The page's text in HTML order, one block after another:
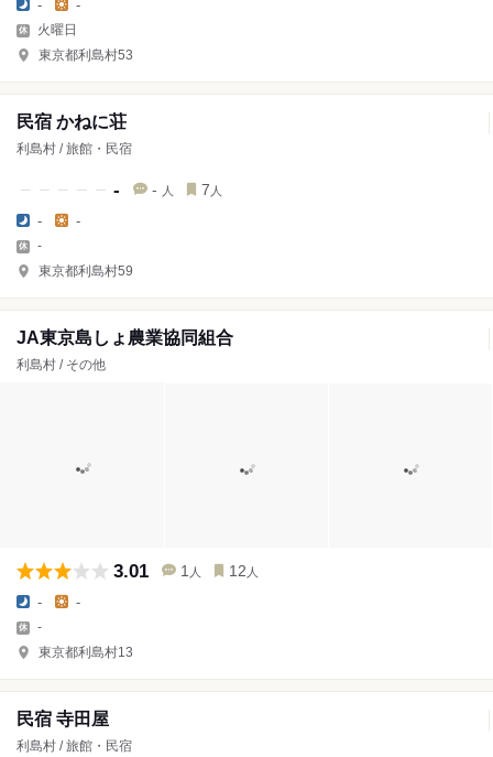
- -
火曜日
東京都利島村53
民宿 かねに荘
利島村 / 旅館・民宿
- - 人 7 人
- -
-
東京都利島村59
JA東京島しょ農業協同組合
利島村 / その他
3.01 1 人 12 人
- -
-
東京都利島村13
民宿 寺田屋
利島村 / 旅館・民宿